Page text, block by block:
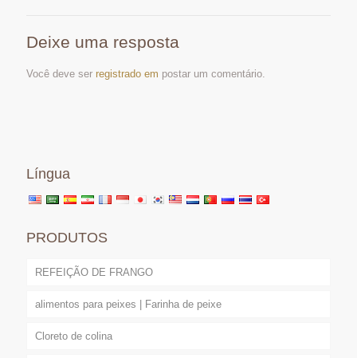
Deixe uma resposta
Você deve ser registrado em postar um comentário.
Língua
PRODUTOS
REFEIÇÃO DE FRANGO
alimentos para peixes | Farinha de peixe
Cloreto de colina